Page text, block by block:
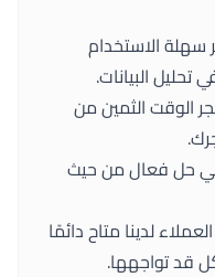
سهلة الاستخدام
تحليل البيانات.
الوقت الثمين من
حل فعال من حيث
لدينا متاح دائمًا
قد تواجهها.